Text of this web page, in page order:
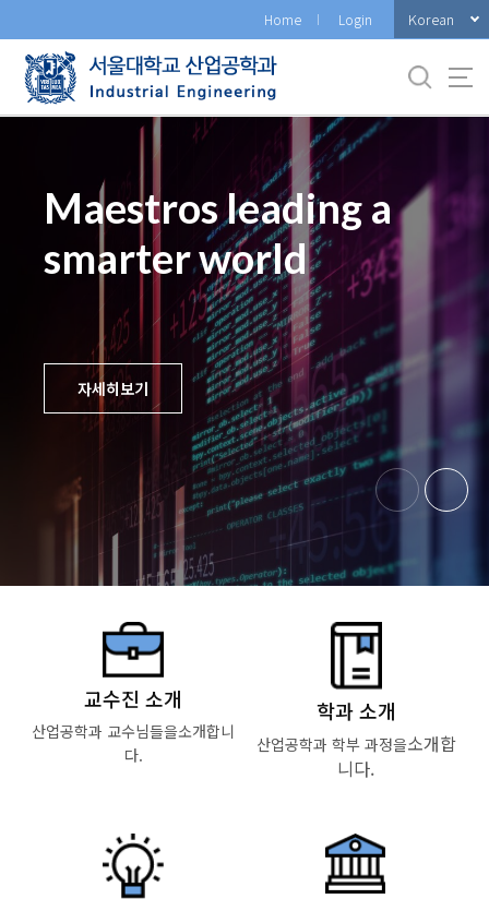
로
메
Home Login Korean
Maestros leading a
smarter world
자세히보기
교수진 소개
산업공학과 교수님들을소개합니
다.
학과 소개
산업공학과 학부 과정을소개합
니다.